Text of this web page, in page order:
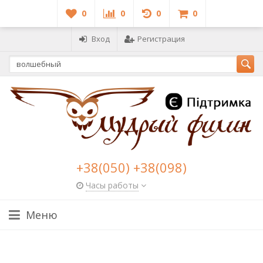
0 0 0 0
Вход Регистрация
+38(050) +38(098)
Часы работы
Меню